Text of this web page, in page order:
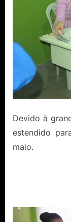
Devido à
estendido
maio.